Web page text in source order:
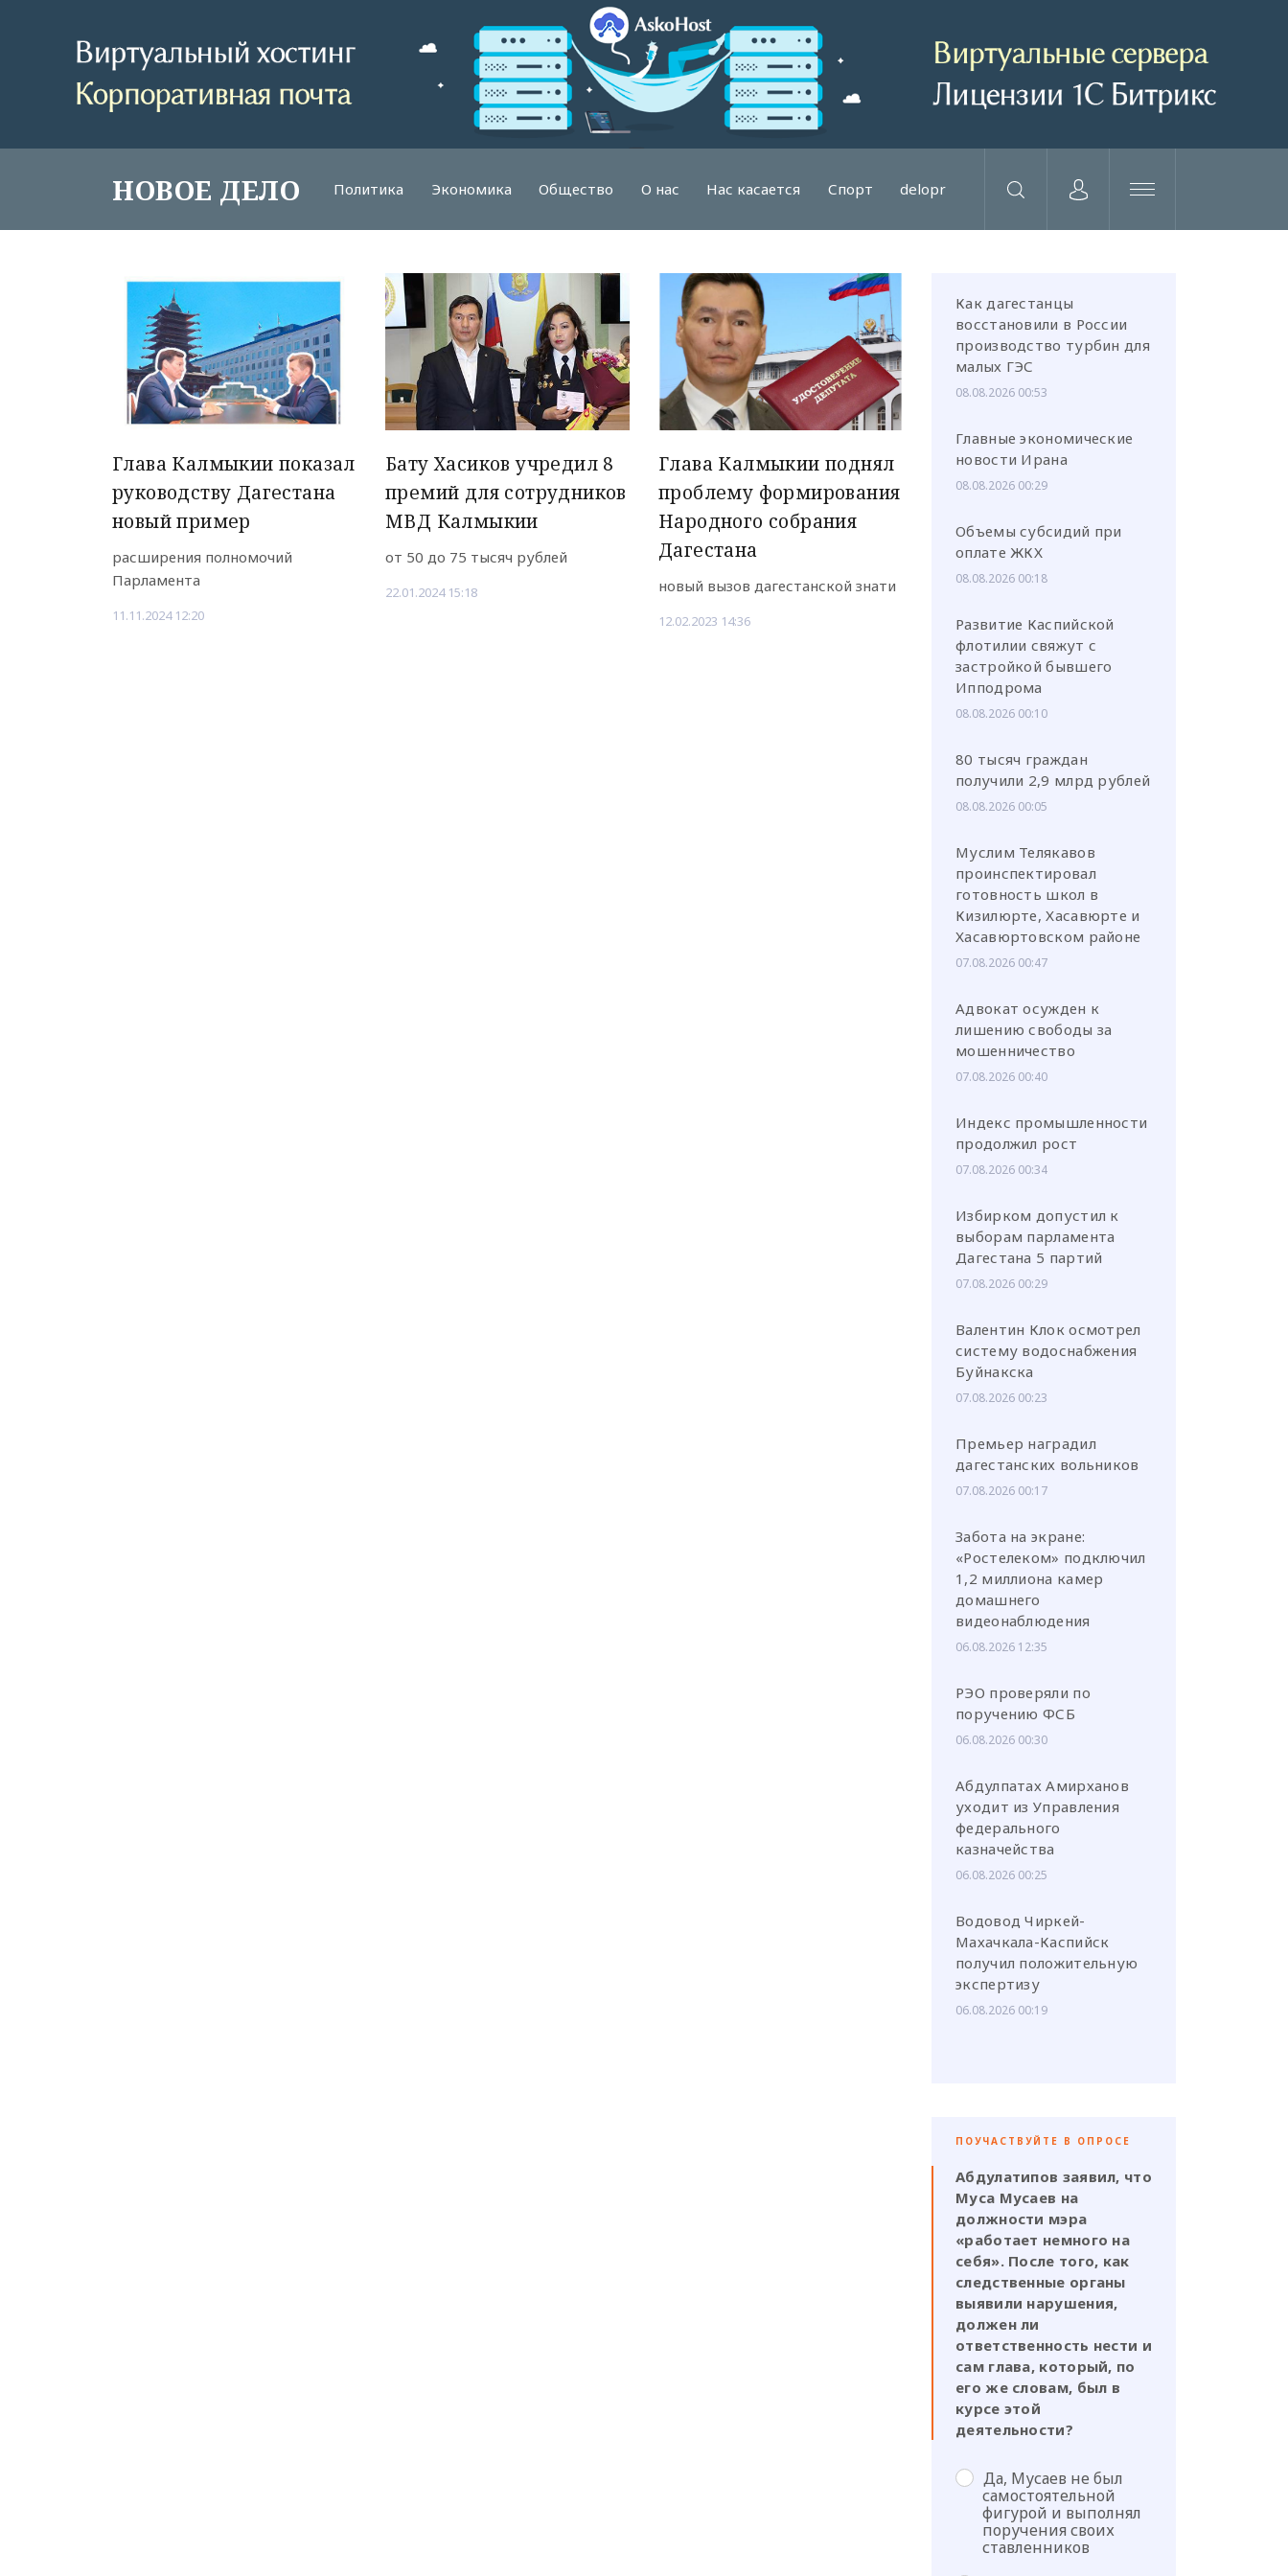
НОВОЕ ДЕЛО Политика Экономика Общество О нас Нас касается Спорт delopr
или через соц. сети
Глава Калмыкии показал
руководству Дагестана
новый пример
расширения полномочий
Парламента
11.11.2024 12:20
Бату Хасиков учредил 8
премий для сотрудников
МВД Калмыкии
от 50 до 75 тысяч рублей
22.01.2024 15:18
Глава Калмыкии поднял
проблему формирования
Народного собрания
Дагестана
новый вызов дагестанской знати
12.02.2023 14:36
Как дагестанцы
восстановили в России
производство турбин для
малых ГЭС
08.08.2026 00:53
Главные экономические
новости Ирана
08.08.2026 00:29
Объемы субсидий при
оплате ЖКХ
08.08.2026 00:18
Развитие Каспийской
флотилии свяжут с
застройкой бывшего
Ипподрома
08.08.2026 00:10
80 тысяч граждан
получили 2,9 млрд рублей
08.08.2026 00:05
Муслим Телякавов
проинспектировал
готовность школ в
Кизилюрте, Хасавюрте и
Хасавюртовском районе
07.08.2026 00:47
Адвокат осужден к
лишению свободы за
мошенничество
07.08.2026 00:40
Индекс промышленности
продолжил рост
07.08.2026 00:34
Избирком допустил к
выборам парламента
Дагестана 5 партий
07.08.2026 00:29
Валентин Клок осмотрел
систему водоснабжения
Буйнакска
07.08.2026 00:23
Премьер наградил
дагестанских вольников
07.08.2026 00:17
Забота на экране:
«Ростелеком» подключил
1,2 миллиона камер
домашнего
видеонаблюдения
06.08.2026 12:35
РЭО проверяли по
поручению ФСБ
06.08.2026 00:30
Абдулпатах Амирханов
уходит из Управления
федерального
казначейства
06.08.2026 00:25
Водовод Чиркей-
Махачкала-Каспийск
получил положительную
экспертизу
06.08.2026 00:19
ПОУЧАСТВУЙТЕ В ОПРОСЕ
Абдулатипов заявил, что
Муса Мусаев на
должности мэра
«работает немного на
себя». После того, как
следственные органы
выявили нарушения,
должен ли
ответственность нести и
сам глава, который, по
его же словам, был в
курсе этой
деятельности?
Да, Мусаев не был
самостоятельной
фигурой и выполнял
поручения своих
ставленников